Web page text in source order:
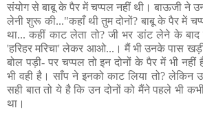
संयोग से बाबू के पैर में चप्पल नहीं थी। बाऊजी ने
लेनी शुरू की..."कहाँ थी तुम दोनों? बाबू के पैर में
था... कहीं काट लेता तो? जी भर डांट लेने के
'हरिहर मरिचा' लेकर आओ...। मैं भी उनके पास
बोल पड़ी- पर चप्पल तो इन दोनों के पैर में भी नहीं
भी वही है। साँप ने इनको काट लिया तो? लेकिन
सही बात तो ये है कि उन दोनों को मैंने पहले भी
था।